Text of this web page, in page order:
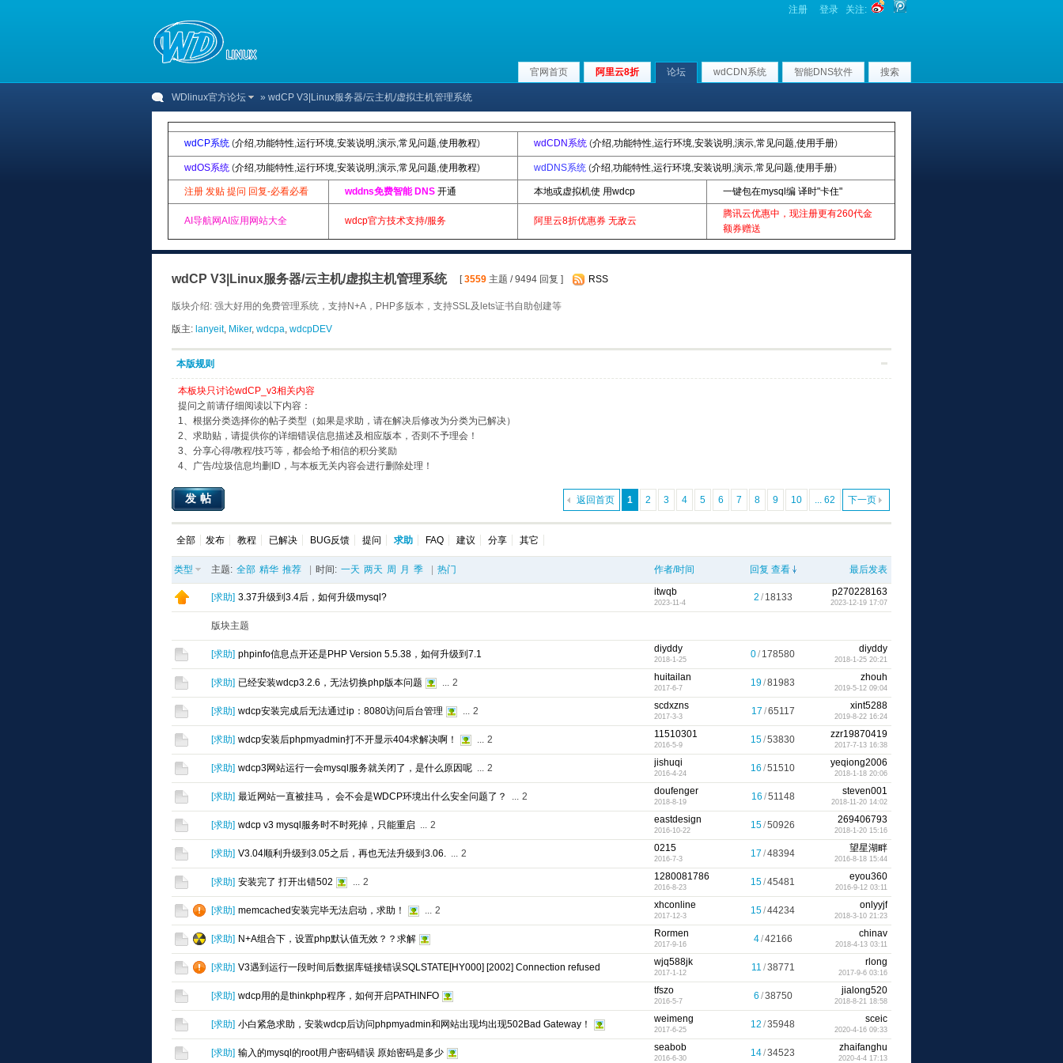
注册 登录 关注:
官网首页 阿里云8折 论坛 wdCDN系统 智能DNS软件 搜索
WDlinux官方论坛 » wdCP V3|Linux服务器/云主机/虚拟主机管理系统
wdCP系统 (介绍,功能特性,运行环境,安装说明 ,演示,常见问题,使用教程) wdCDN系统 (介绍,功能特性,运行环境,安装说明 ,演示,常见问题,使用手册)
wdOS系统 (介绍,功能特性,运行环境,安装说明 ,演示,常见问题,使用教程) wdDNS系统 (介绍,功能特性,运行环境,安装说明 ,演示,常见问题,使用手册)
注册 发贴 提问 回复-必看必看 wddns免费智能 DNS 开通 本地或虚拟机使 用wdcp 一键包在mysql编 译时"卡住"
AI导航网AI应用网站大全 wdcp官方技术支持/服务 阿里云8折优惠券 无敌云
腾讯云优惠中，现注册更有260代金
额券赠送
wdCP V3|Linux服务器/云主机/虚拟主机管理系统 [3559 主题 / 9494 回复 ] RSS
版块介绍: 强大好用的免费管理系统，支持N+A，PHP多版本，支持SSL及lets证书自助创建等
版主: lanyeit, Miker, wdcpa, wdcpDEV
本版规则
本板块只讨论wdCP_v3相关内容
提问之前请仔细阅读以下内容：
1、根据分类选择你的帖子类型（如果是求助，请在解决后修改为分类为已解决）
2、求助贴，请提供你的详细错误信息描述及相应版本，否则不予理会！
3、分享心得/教程/技巧等，都会给予相信的积分奖励
4、广告/垃圾信息均删ID，与本板无关内容会进行删除处理！
1 2 3 4 5 6 7 8 9 10 ... 62 下一页
返回首页
发帖
全部 发布 教程 已解决 BUG反馈 提问 求助 FAQ 建议 分享 其它
类型 主题: 全部 精华 推荐 时间: 一天 两天 周 月 季 热门 作者/时间 回复 查看 最后发表
[求助] 3.37升级到3.4后，如何升级mysql? itwqb
2023-11-4
2 / 18133 p270228163
2023-12-19 17:07
版块主题
[求助] phpinfo信息点开还是PHP Version 5.5.38，如何升级到7.1 diyddy
2018-1-25
0/ 178580 diyddy
2018-1-25 20:21
[求助] 已经安装wdcp3.2.6，无法切换php版本问题 ... 2 huitailan
2017-6-7
19/81983 zhouh
2019-5-12 09:04
[求助] wdcp安装完成后无法通过ip：8080访问后台管理 ... 2 scdxzns
2017-3-3
17 /65117 xint5288
2019-8-22 16:24
[求助] wdcp安装后phpmyadmin打不开显示404求解决啊！ ... 2 11510301
2016-5-9
15/53830 zzr19870419
2017-7-13 16:38
[求助] wdcp3网站运行一会mysql服务就关闭了，是什么原因呢 ... 2 jishuqi
2016-4-24
16 /51510 yeqiong2006
2018-1-18 20:06
[求助] 最近网站一直被挂马， 会不会是WDCP环境出什么安全问题了？ ... 2 doufenger
2018-8-19
16 /51148 steven001
2018-11-20 14:02
[求助] wdcp v3 mysql服务时不时死掉，只能重启 ... 2 eastdesign
2016-10-22
15/50926 269406793
2018-1-20 15:16
[求助] V3.04顺利升级到3.05之后，再也无法升级到3.06. ... 2 0215
2016-7-3
17 /48394 望星湖畔
2016-8-18 15:44
[求助] 安装完了 打开出错502 ... 2 1280081786
2016-8-23
15/45481 eyou360
2016-9-12 03:11
[求助] memcached安装完毕无法启动，求助！ ... 2 xhconline
2017-12-3
15/44234 onlyyjf
2018-3-10 21:23
[求助] N+A组合下，设置php默认值无效？？求解 Rormen
2017-9-16
4/42166 chinav
2018-4-13 03:11
[求助] V3遇到运行一段时间后数据库链接错误SQLSTATE[HY000] [2002] Connection refused wjq588jk
2017-1-12
11 /38771 rlong
2017-9-6 03:16
[求助] wdcp用的是thinkphp程序，如何开启PATHINFO tfszo
2016-5-7
6 /38750 jialong520
2018-8-21 18:58
[求助] 小白紧急求助，安装wdcp后访问phpmyadmin和网站出现均出现502Bad Gateway！ weimeng
2017-6-25
12 /35948 sceic
2020-4-16 09:33
[求助] 输入的mysql的root用户密码错误 原始密码是多少 seabob
2016-6-30
14/34523 zhaifanghu
2020-4-4 17:13